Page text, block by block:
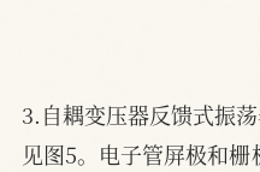
3.自耦变压器反馈式振
见图5。电子管屏极和